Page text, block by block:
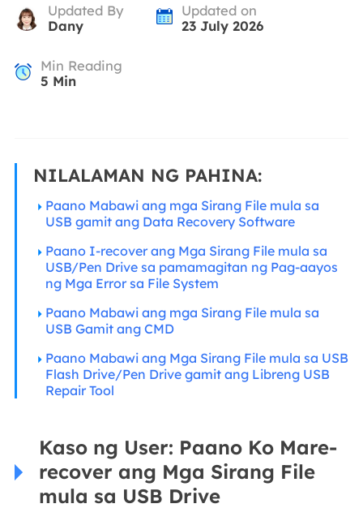
Updated By
Dany
Updated on
23 July 2026
Min Reading
5 Min
NILALAMAN NG PAHINA:
Paano Mabawi ang mga Sirang File mula sa
USB gamit ang Data Recovery Software
Paano I-recover ang Mga Sirang File mula sa
USB/Pen Drive sa pamamagitan ng Pag-aayos
ng Mga Error sa File System
Paano Mabawi ang mga Sirang File mula sa
USB Gamit ang CMD
Paano Mabawi ang Mga Sirang File mula sa USB
Flash Drive/Pen Drive gamit ang Libreng USB
Repair Tool
Kaso ng User: Paano Ko Mare-
recover ang Mga Sirang File
mula sa USB Drive